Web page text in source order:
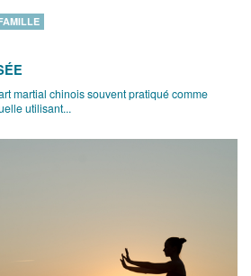
martial chinois souvent pratiqué comme
utilisant...